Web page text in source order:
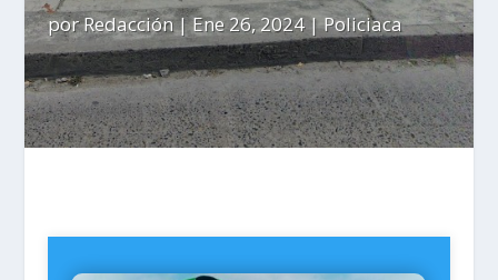
porRedacción|Ene 26, 2024|Policiaca